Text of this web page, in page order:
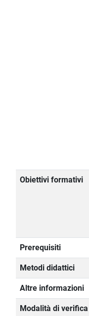
Obiettivi formativi
Prerequisiti
Metodi didattici
Altre informazioni
Modalità di verifica